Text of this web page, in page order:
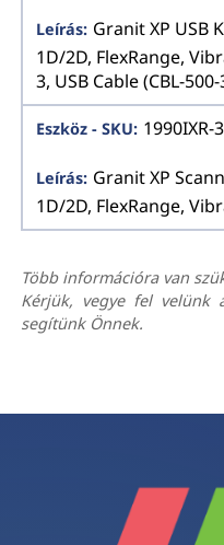
Granit XP USB
1D/2D, FlexRange,
3, USB Cable (CBL-
1990IXR-
Granit XP
1D/2D, FlexRange,
Több információra van
Kérjük, vegye fel velünk
segítünk Önnek.